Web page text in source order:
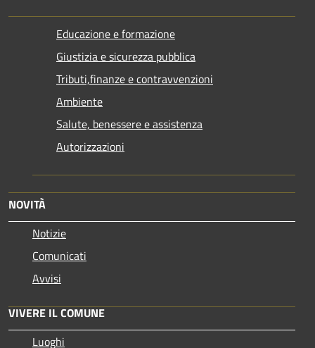
Educazione e formazione
Giustizia e sicurezza pubblica
Tributi,finanze e contravvenzioni
Ambiente
Salute, benessere e assistenza
Autorizzazioni
NOVITÀ
Notizie
Comunicati
Avvisi
VIVERE IL COMUNE
Luoghi